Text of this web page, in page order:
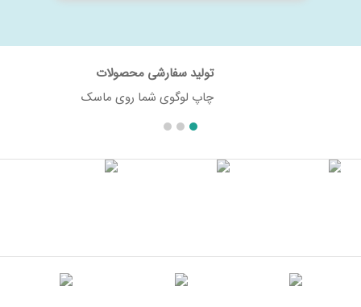
تولید سفارشی محصولات
چاپ لوگوی شما روی ماسک